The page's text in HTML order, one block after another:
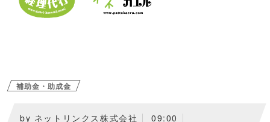
補助金・助成金
by ネットリンクス株式会社 09:00